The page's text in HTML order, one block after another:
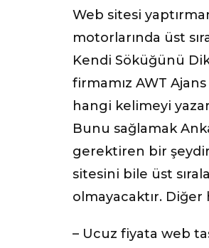
Web sitesi
motorlarında üst
Kendi Söküğünü
firmamız AWT
hangi kelimeyi
Bunu sağlamak
gerektiren bir
sitesini bile üst
olmayacaktır.
– Ucuz fiyata web